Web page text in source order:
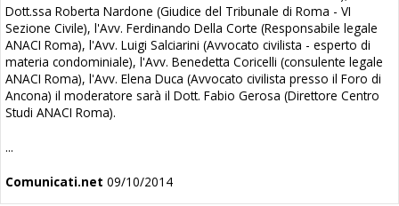
Dott.ssa Roberta Nardone (Giudice del Tribunale di Roma - VI
Sezione Civile), l'Avv. Ferdinando Della Corte (Responsabile legale
ANACI Roma), l'Avv. Luigi Salciarini (Avvocato civilista - esperto di
materia condominiale), l'Avv. Benedetta Coricelli (consulente legale
ANACI Roma), l'Avv. Elena Duca (Avvocato civilista presso il Foro di
Ancona) il moderatore sarà il Dott. Fabio Gerosa (Direttore Centro
Studi ANACI Roma).
...
Comunicati.net 09/10/2014